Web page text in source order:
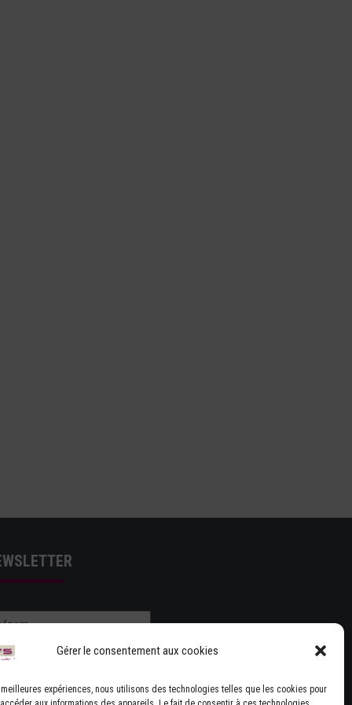
Gérer le consentement aux cookies
expériences, nous utilisons des technologies telles que les cookies pour